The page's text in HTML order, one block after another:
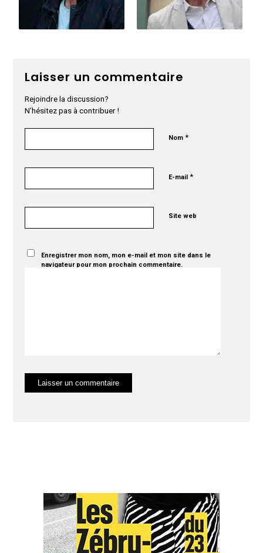
Laisser un commentaire
Rejoindre la discussion?
N’hésitez pas à contribuer !
Nom*
E-mail*
Site web
Enregistrer mon nom, mon e-mail et mon site dans le
navigateur pour mon prochain commentaire.